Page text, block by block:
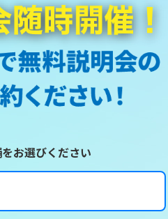
お選びください